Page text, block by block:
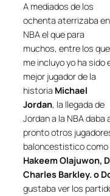
A mediados de los
ochenta aterrizaba
NBA el que para
muchos, entre los que
me incluyo yo ha sido
mejor jugador de la
historia Michael
Jordan, la llegada de
Jordan a la NBA daba
pronto otros
baloncestistico como
Hakeem Olajuwon,
Charles Barkley. o
gustaba ver los